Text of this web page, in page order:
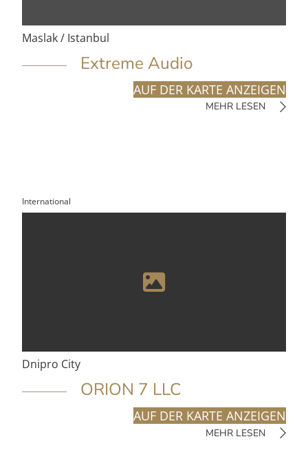
Maslak / Istanbul
Extreme Audio
AUF DER KARTE ANZEIGEN
MEHR LESEN
International
Dnipro City
ORION 7 LLC
AUF DER KARTE ANZEIGEN
MEHR LESEN